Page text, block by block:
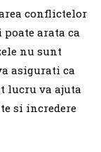
conflictelor
arata ca
nu sunt
asigurati ca
lucru va ajuta
si incredere